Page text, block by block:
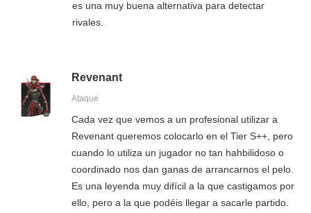
es una muy buena alternativa para detectar
rivales.
Revenant
Ataque
Cada vez que vemos a un profesional utilizar a
Revenant queremos colocarlo en el Tier S++, pero
cuando lo utiliza un jugador no tan hahbilidoso o
coordinado nos dan ganas de arrancarnos el pelo.
Es una leyenda muy difícil a la que castigamos por
ello, pero a la que podéis llegar a sacarle partido.